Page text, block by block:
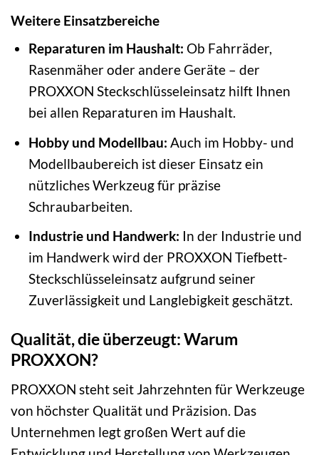
Weitere Einsatzbereiche
Reparaturen im Haushalt: Ob Fahrräder,
Rasenmäher oder andere Geräte – der
PROXXON Steckschlüsseleinsatz hilft Ihnen
bei allen Reparaturen im Haushalt.
Hobby und Modellbau: Auch im Hobby- und
Modellbaubereich ist dieser Einsatz ein
nützliches Werkzeug für präzise
Schraubarbeiten.
Industrie und Handwerk: In der Industrie und
im Handwerk wird der PROXXON Tiefbett-
Steckschlüsseleinsatz aufgrund seiner
Zuverlässigkeit und Langlebigkeit geschätzt.
Qualität, die überzeugt: Warum
PROXXON?
PROXXON steht seit Jahrzehnten für Werkzeuge
von höchster Qualität und Präzision. Das
Unternehmen legt großen Wert auf die